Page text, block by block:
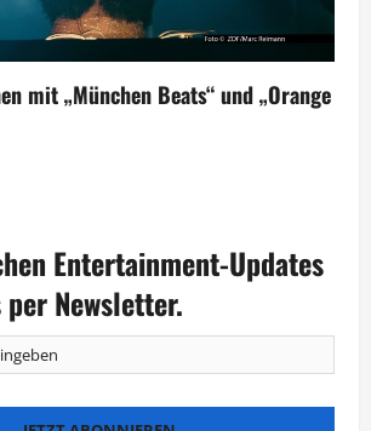
mit „München Beats“ und „Orange
Entertainment-Updates
Newsletter.